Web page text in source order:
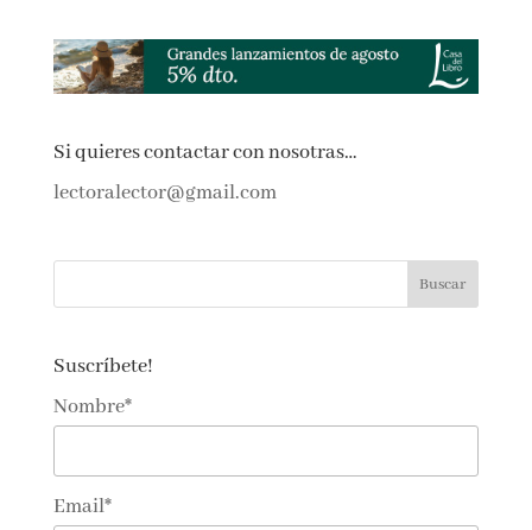
Si quieres contactar con nosotras…
lectoralector@gmail.com
Suscríbete!
Nombre*
Email*